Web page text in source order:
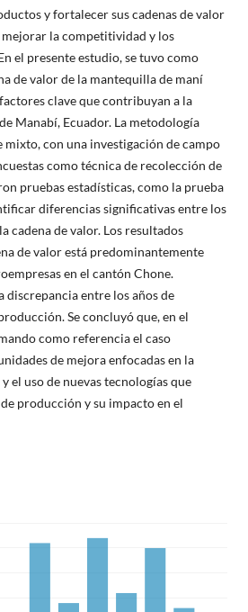
y fortalecer sus cadenas de valor
mejorar la competitividad y los
el presente estudio, se tuvo como
de valor de la mantequilla de maní
clave que contribuyan a la
Manabí, Ecuador. La metodología
mixto, con una investigación de campo
como técnica de recolección de
pruebas estadísticas, como la prueba
diferencias significativas entre los
cadena de valor. Los resultados
de valor está predominantemente
en el cantón Chone.
discrepancia entre los años de
Se concluyó que, en el
como referencia el caso
de mejora enfocadas en la
el uso de nuevas tecnologías que
producción y su impacto en el